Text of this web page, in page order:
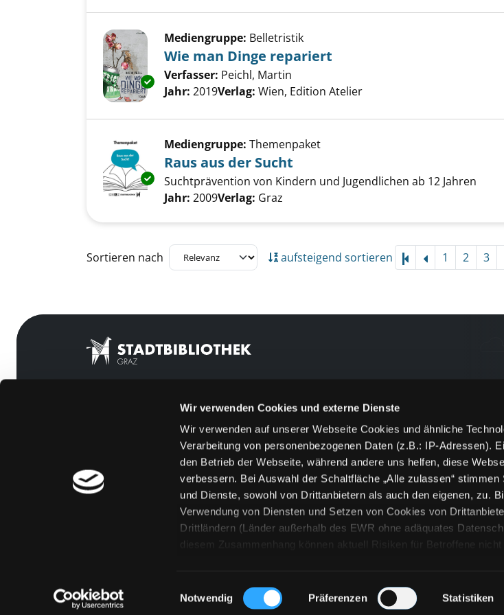
Wir verwenden Cookies und externe Dienste
Wir verwenden auf unserer Webseite Cookies und ähnliche
Verarbeitung von personenbezogenen Daten (z.B.: IP-Adressen).
den Betrieb der Webseite, während andere uns helfen, diese
verbessern. Bei Auswahl der Schaltfläche „Alle zulassen“
und Dienste, sowohl von Drittanbietern als auch den eigenen, zu.
Verwendung von Diensten und Setzen von Cookies von
Drittländern (Länder außerhalb des EWR ohne adäquates
diesem Zusammenhang können aktuell Risiken für Betroffene
„Details zeigen“ finden Sie Erklärungen zu den verschiedenen
Technologien. Selbstverständlich können Sie über unsere „Cookie-
Einwilligungsauswahl
Notwendig Präferenzen Statistiken
Exemplar-Details von Wie man Dinge repariert anzeigen
Mediengruppe: Belletristik
Wie man Dinge repariert
Verfasser: Peichl, Martin
Jahr: 2019Verlag: Wien, Edition Atelier
Exemplar-Details von Raus aus der Sucht anzeigen
Mediengruppe: Themenpaket
Raus aus der Sucht
Suchtprävention von Kindern und Jugendlichen ab 12 Jahren
Suche nach diesem Verfasser
Jahr: 2009Verlag: Graz
Zu den Suchfiltern springen
Sortieren nach aufsteigend sortieren 1 2 3
[kju:b]
Feedback
Kontakt
Über uns
Jobs
Medienwunsch
FAQs